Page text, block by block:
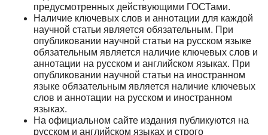
предусмотренных действующими ГОСТами.
Наличие ключевых слов и аннотации для каждой
научной статьи является обязательным. При
опубликовании научной статьи на русском языке
обязательным является наличие ключевых слов и
аннотации на русском и английском языках. При
опубликовании научной статьи на иностранном
языке обязательным является наличие ключевых
слов и аннотации на русском и иностранном
языках.
На официальном сайте издания публикуются на
русском и английском языках и строго